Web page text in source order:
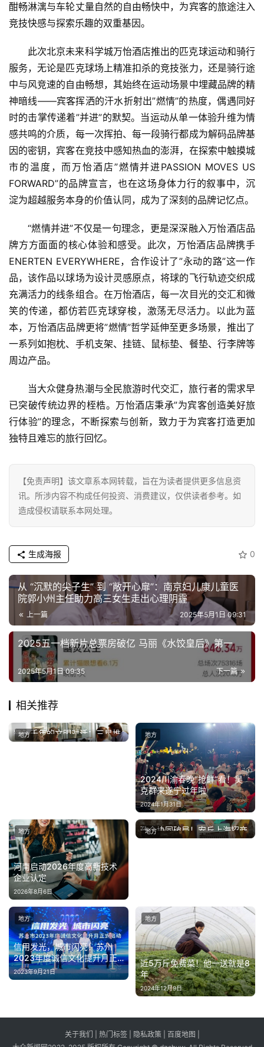
资
讯
商
业
消
费
生
技
财
经
教
育
题
汽
能
源
登录 注册
酣畅淋漓与车轮丈量自然的自由畅快中，为宾客的旅途注入
竞技快感与探索乐趣的双重基因。
此次北京未来科学城万怡酒店推出的匹克球运动和骑行
服务，无论是匹克球场上精准扣杀的竞技张力，还是骑行途
中与风竞速的自由畅想，其始终在运动场景中埋藏品牌的精
神暗线——宾客挥洒的汗水折射出”燃情”的热度，偶遇同好
时的击掌传递着”并进”的默契。当运动从单一体验升维为情
感共鸣的介质，每一次挥拍、每一段骑行都成为解码品牌基
因的密钥，宾客在竞技中感知热血的澎湃，在探索中触摸城
市的温度，而万怡酒店”燃情并进PASSION MOVES US
FORWARD”的品牌宣言，也在这场身体力行的叙事中，沉
淀为超越服务本身的价值认同，成为了深刻的品牌记忆点。
“燃情并进”不仅是一句理念，更是深深融入万怡酒店品
牌方方面面的核心体验和感受。此次，万怡酒店品牌携手
ENERTEN EVERYWHERE，合作设计了”永动的路”这一作
品，该作品以球场为设计灵感原点，将球的飞行轨迹交织成
充满活力的线条组合。在万怡酒店，每一次目光的交汇和微
笑的传递，都仿若匹克球穿梭，激荡无尽活力。以此为蓝
本，万怡酒店品牌更将”燃情”哲学延伸至更多场景，推出了
一系列如抱枕、手机支架、挂链、鼠标垫、餐垫、行李牌等
周边产品。
当大众健身热潮与全民旅游时代交汇，旅行者的需求早
已突破传统边界的桎梏。万怡酒店秉承”为宾客创造美好旅
行体验”的理念，不断探索与创新，致力于为宾客打造更加
独特且难忘的旅行回忆。
【免责声明】该文章系本网转载，旨在为读者提供更多信息资
讯。所涉内容不构成任何投资、消费建议，仅供读者参考。如
造成侵权请联系本网处理。
0
生成海报
从 “沉默的尖子生” 到 “敞开心扉”：南京妇儿康儿童医
院郭小州主任助力高三女生走出心理阴霾
上一篇 2025年5月1日 09:31
2025五一档新片总票房破亿 马丽《水饺皇后》第一
下一篇
2025年5月1日 09:35
相关推荐
跨越千年的文明对话：三星堆
文物将亮相西夏陵博物馆
2026年7月8日
地方
2024川渝春晚“抢鲜”看！吴
克群来遂宁过年啦
2024年1月31日
地方
河南启动2026年度高新技术
企业认定
2026年8月6日
地方
政企协同破局！安丘上海招商
会打造区域合作新范式
2025年11月27日
地方
信用发光，城市闪亮！苏州
2023年度诚信文化提升月正
式启动
2023年9月21日
地方
近5万斤免费菜！他一送就是8
年
2024年12月9日
地方
关于我们 热门标签 隐私政策 百度地图